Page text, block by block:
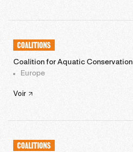
COALITIONS
Coalition for Aquatic Conservation
Europe
Voir
COALITIONS